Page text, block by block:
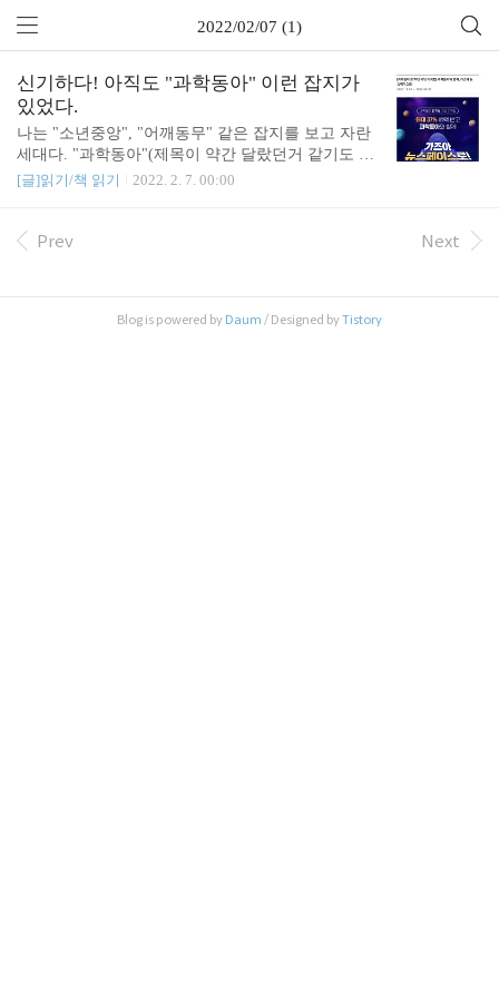
2022/02/07 (1)
신기하다! 아직도 "과학동아" 이런 잡지가
있었다.
나는 "소년중앙", "어깨동무" 같은 잡지를 보고 자란
세대다. "과학동아"(제목이 약간 달랐던거 같기도 한
데..) 광고가 뜬걸 보고 반가웠다.
[글]읽기/책 읽기 2022. 2. 7. 00:00
Prev Next
Blog is powered by Daum / Designed byTistory